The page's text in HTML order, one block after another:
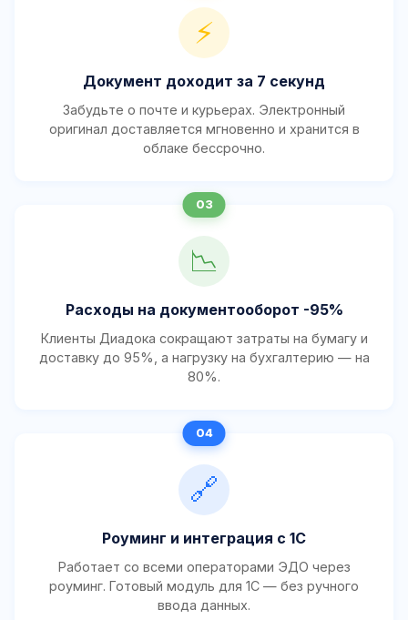
⚡
Документ доходит за 7 секунд
Забудьте о почте и курьерах. Электронный
оригинал доставляется мгновенно и хранится в
облаке бессрочно.
📉
Расходы на документооборот -95%
Клиенты Диадока сокращают затраты на бумагу и
доставку до 95%, а нагрузку на бухгалтерию — на
80%.
🔗
Роуминг и интеграция с 1С
Работает со всеми операторами ЭДО через
роуминг. Готовый модуль для 1С — без ручного
ввода данных.